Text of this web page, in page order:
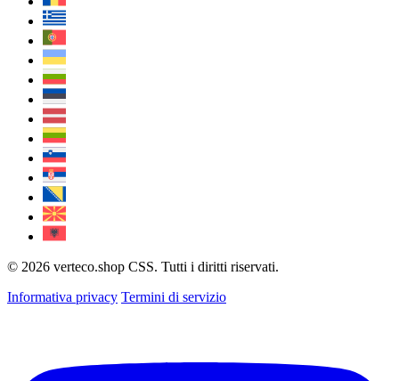
© 2026 verteco.shop CSS. Tutti i diritti riservati.
Informativa privacy Termini di servizio